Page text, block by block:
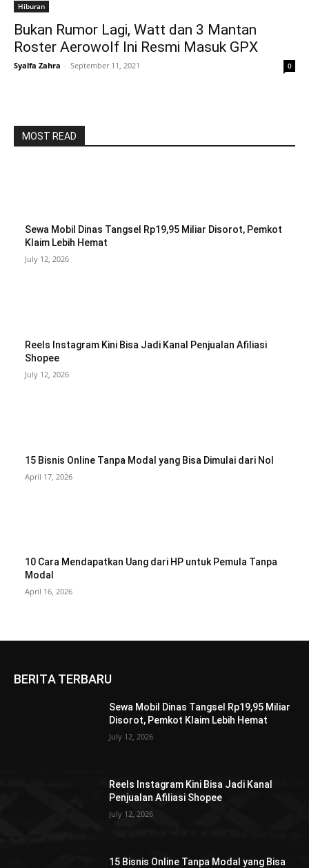
Hiburan
Bukan Rumor Lagi, Watt dan 3 Mantan
Roster Aerowolf Ini Resmi Masuk GPX
Syalfa Zahra - September 11, 2021 0
MOST READ
Sewa Mobil Dinas Tangsel Rp19,95 Miliar Disorot, Pemkot
Klaim Lebih Hemat
July 12, 2026
Reels Instagram Kini Bisa Jadi Kanal Penjualan Afiliasi
Shopee
July 12, 2026
15 Bisnis Online Tanpa Modal yang Bisa Dimulai dari Nol
April 17, 2026
10 Cara Mendapatkan Uang dari HP untuk Pemula Tanpa
Modal
April 16, 2026
BERITA TERBARU
Sewa Mobil Dinas Tangsel Rp19,95 Miliar
Disorot, Pemkot Klaim Lebih Hemat
July 12, 2026
Reels Instagram Kini Bisa Jadi Kanal
Penjualan Afiliasi Shopee
July 12, 2026
15 Bisnis Online Tanpa Modal yang Bisa